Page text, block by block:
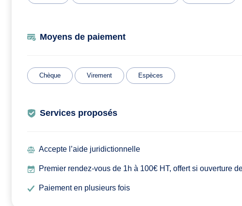
Moyens de paiement
Chèque Virement Espèces
Services proposés
Accepte l’aide juridictionnelle
Premier rendez-vous de 1h à 100€ HT, offert si ouverture
Paiement en plusieurs fois